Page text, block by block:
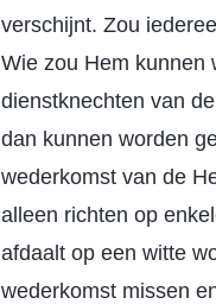
verschijnt. Zou
Wie zou Hem kunnen
dienstknechten van
dan kunnen worden
wederkomst van de
alleen richten op
afdaalt op een witte
wederkomst missen